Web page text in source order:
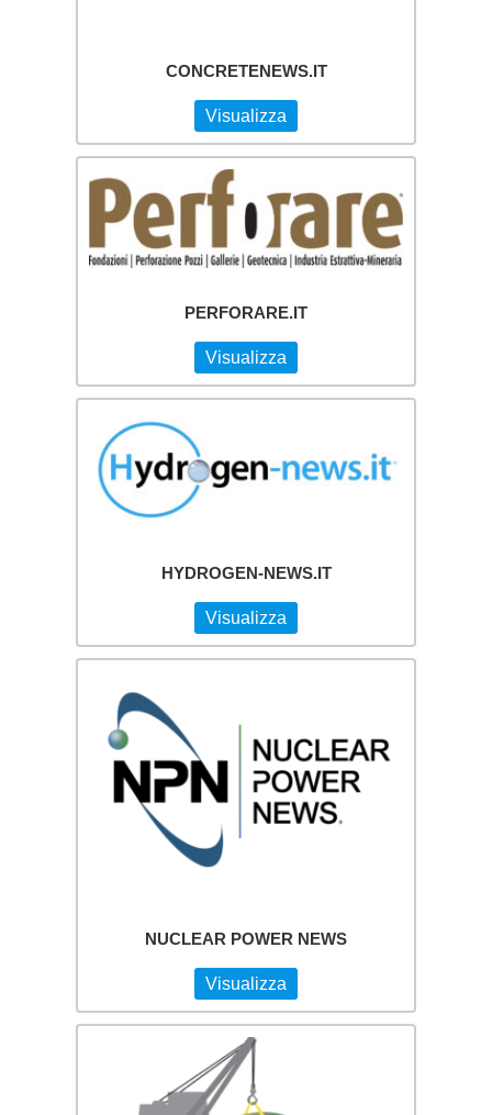
CONCRETENEWS.IT
Visualizza
PERFORARE.IT
Visualizza
HYDROGEN-NEWS.IT
Visualizza
NUCLEAR POWER NEWS
Visualizza